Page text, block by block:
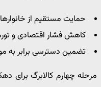
حمایت مستقیم از
کاهش فشار اقتصادی و
تضمین دسترسی برابر به
مرحله چهارم کالابرگ برای دهک‌های